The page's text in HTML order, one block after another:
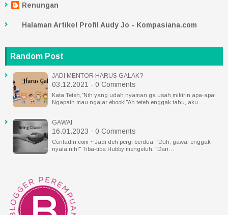
Renungan
Halaman Artikel Profil Audy Jo - Kompasiana.com
Random Post
JADI MENTOR HARUS GALAK?
03.12.2021 - 0 Comments
Kata Teteh,"Nih yang udah nyaman ga usah mikirin apa-apa!
Ngapain mau ngajar ebook!"Ah teteh enggak tahu, aku…
GAWAI
16.01.2023 - 0 Comments
Ceritadiri.com ~ Jadi deh pergi berdua. "Duh, gawai enggak
nyala nih!" Tiba-tiba Hubby mengeluh. "Dari…